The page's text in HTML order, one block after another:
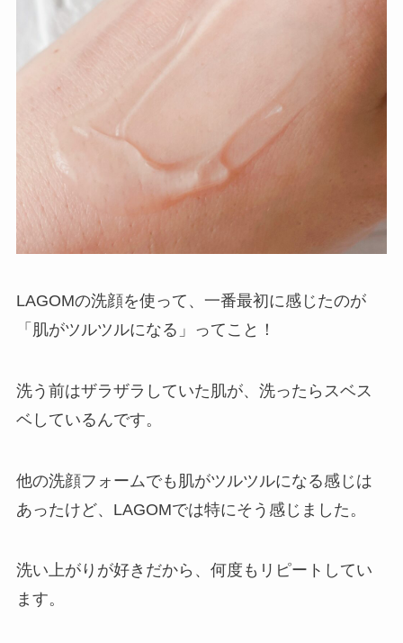
LAGOMの洗顔を使って、一番最初に感じたのが
「 肌がツルツルになる 」ってこと！
洗う前はザラザラしていた肌が、洗ったらスベス
ベしているんです。
他の洗顔フォームでも肌がツルツルになる感じは
あったけど、LAGOMでは特にそう感じました。
洗い上がりが好きだから、何度もリピートしてい
ます。